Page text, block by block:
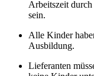
Arbeitszeit
sein.
Alle Kinder
Ausbildung.
Lieferanten